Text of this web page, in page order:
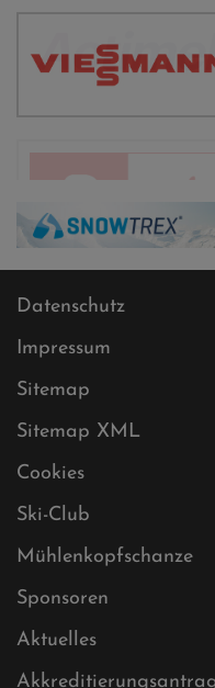
Datenschutz
Impressum
Sitemap
Sitemap XML